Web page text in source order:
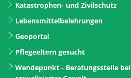
auszublenden
bis 17:30 Uhr
Katastrophen- und Zivilschutz
Lebensmittelbelehrungen
Geoportal
Pflegeeltern gesucht
Wendepunkt - Beratungsstelle bei